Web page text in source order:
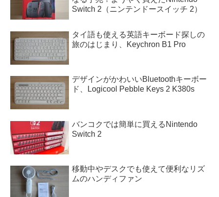
Switch 2（ニンテンドースイッチ 2）
タイ語も使える英語キーボード探しの
旅のはじまり、Keychron B1 Pro
デザインがかわいいBluetoothキーボー
ド、Logicool Pebble Keys 2 K380s
バンコクでは簡単に買えるNintendo
Switch 2
移動中やデスクでも使えて便利なリズ
ムのハンディファン